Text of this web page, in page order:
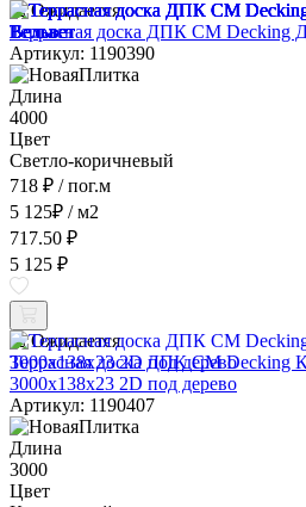
Ожидается
Террасная доска ДПК CM Decking
Артикул: 1190390
Длина
4000
Цвет
Светло-коричневый
718 ₽ / пог.м
5 125₽ / м2
717.50 ₽
5 125 ₽
Ожидается
Террасная доска ДПК CM Decking
3000x138x23 2D под дерево
Артикул: 1190407
Длина
3000
Цвет